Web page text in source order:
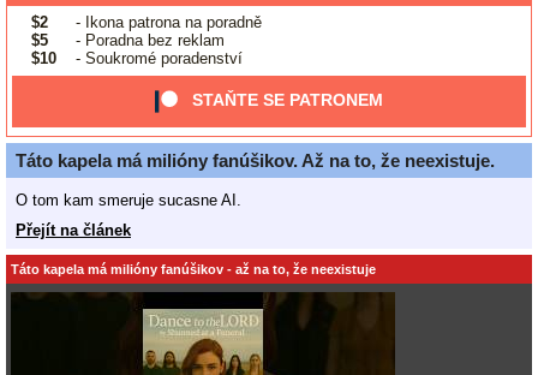
$2
- Ikona patrona na poradně
$5
- Poradna bez reklam
$10
- Soukromé poradenství
STAŇTE SE PATRONEM
Táto kapela má milióny fanúšikov. Až na to, že neexistuje.
O tom kam smeruje sucasne AI.
Přejít na článek
Táto kapela má milióny fanúšikov - až na to, že neexistuje